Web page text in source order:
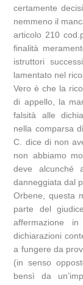
certamente
nemmeno il
articolo 210
finalità
istruttori
lamentato nel
Vero è che la
di appello, la
falsità alle
nella comparsa
C. dice di non
non abbiamo
deve alcunché
danneggiata dal
Orbene, questa
parte del
affermazione
dichiarazioni
a fungere da
(in senso
bensì da